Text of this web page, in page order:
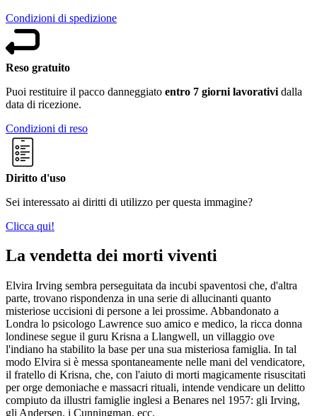
Condizioni di spedizione
Reso gratuito
Puoi restituire il pacco danneggiato entro 7 giorni lavorativi dalla
data di ricezione.
Condizioni di reso
Diritto d'uso
Sei interessato ai diritti di utilizzo per questa immagine?
Clicca qui!
La vendetta dei morti viventi
Elvira Irving sembra perseguitata da incubi spaventosi che, d'altra
parte, trovano rispondenza in una serie di allucinanti quanto
misteriose uccisioni di persone a lei prossime. Abbandonato a
Londra lo psicologo Lawrence suo amico e medico, la ricca donna
londinese segue il guru Krisna a Llangwell, un villaggio ove
l'indiano ha stabilito la base per una sua misteriosa famiglia. In tal
modo Elvira si è messa spontaneamente nelle mani del vendicatore,
il fratello di Krisna, che, con l'aiuto di morti magicamente risuscitati
per orge demoniache e massacri rituali, intende vendicare un delitto
compiuto da illustri famiglie inglesi a Benares nel 1957: gli Irving,
gli Andersen, i Cunningman, ecc.